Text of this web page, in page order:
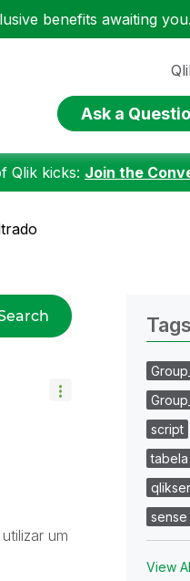
benefits awaiting you.
Ask a
Qlik kicks: Join the
um
Tags
script
tabela
sense
View